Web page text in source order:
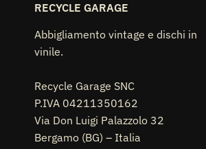
RECYCLE GARAGE
Abbigliamento vintage e dischi in
vinile.
Recycle Garage SNC
P.IVA 04211350162
Via Don Luigi Palazzolo 32
Bergamo (BG) – Italia